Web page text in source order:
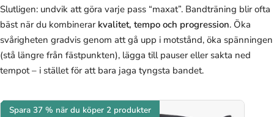
Slutligen: undvik att göra varje pass “maxat”. Bandträning blir ofta
bäst när du kombinerar kvalitet, tempo och progression. Öka
svårigheten gradvis genom att gå upp i motstånd, öka spänningen
(stå längre från fästpunkten), lägga till pauser eller sakta ned
tempot – i stället för att bara jaga tyngsta bandet.
Spara 37 % när du köper 2 produkter